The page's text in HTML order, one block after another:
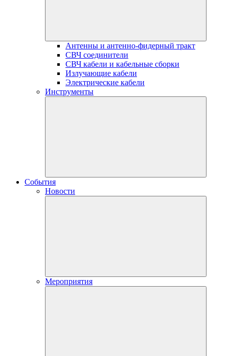
Антенны и антенно-фидерный тракт
СВЧ соединители
СВЧ кабели и кабельные сборки
Излучающие кабели
Электрические кабели
Инструменты
События
Новости
Мероприятия